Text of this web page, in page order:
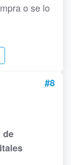
o se lo
#8
de